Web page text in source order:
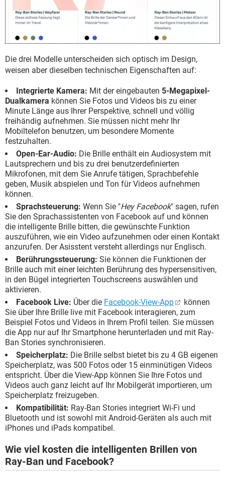
Die drei Modelle unterscheiden sich optisch im Design,
weisen aber dieselben technischen Eigenschaften auf:
Integrierte Kamera: Mit der eingebauten 5-Megapixel-
Dualkamera können Sie Fotos und Videos bis zu einer
Minute Länge aus Ihrer Perspektive, schnell und völlig
freihändig aufnehmen. Sie müssen nicht mehr Ihr
Mobiltelefon benutzen, um besondere Momente
festzuhalten.
Open-Ear-Audio: Die Brille enthält ein Audiosystem mit
Lautsprechern und bis zu drei benutzerdefinierten
Mikrofonen, mit dem Sie Anrufe tätigen, Sprachbefehle
geben, Musik abspielen und Ton für Videos aufnehmen
können.
Sprachsteuerung: Wenn Sie "Hey Facebook" sagen, rufen
Sie den Sprachassistenten von Facebook auf und können
die intelligente Brille bitten, die gewünschte Funktion
auszuführen, wie ein Video aufzunehmen oder einen Kontakt
anzurufen. Der Asisstent versteht allerdings nur Englisch.
Berührungssteuerung: Sie können die Funktionen der
Brille auch mit einer leichten Berührung des hypersensitiven,
in den Bügel integrierten Touchscreens auswählen und
aktivieren.
Facebook Live: Über die Facebook-View-App
können
Sie über Ihre Brille live mit Facebook interagieren, zum
Beispiel Fotos und Videos in Ihrem Profil teilen. Sie müssen
die App nur auf Ihr Smartphone herunterladen und mit Ray-
Ban Stories synchronisieren.
Speicherplatz: Die Brille selbst bietet bis zu 4 GB eigenen
Speicherplatz, was 500 Fotos oder 15 einminütigen Videos
entspricht. Über die View-App können Sie Ihre Fotos und
Videos auch ganz leicht auf Ihr Mobilgerät importieren, um
Speicherplatz freizugeben.
Kompatibilität: Ray-Ban Stories integriert Wi-Fi und
Bluetooth und ist sowohl mit Android-Geräten als auch mit
iPhones und iPads kompatibel.
Wie viel kosten die intelligenten Brillen von
Ray-Ban und Facebook?